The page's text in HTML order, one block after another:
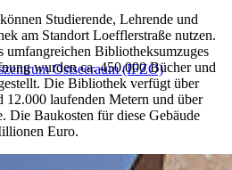
Studierende, Lehrende und
am Standort Loefflerstraße nutzen.
umfangreichen Bibliotheksumzuges
wurden ca. 450.000 Bücher und
Die Bibliothek verfügt über
12.000 laufenden Metern und über
Die Baukosten für diese Gebäude
Euro.
Ostseeraum (IFZO)
Geschlechterforschung